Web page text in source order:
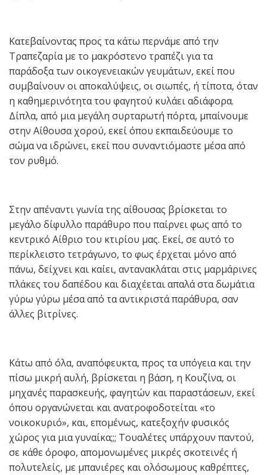
Κατεβαίνοντας προς τα κάτω περνάμε από την
Τραπεζαρία με το μακρόστενο τραπέζι για τα
παράδοξα των οικογενειακών γευμάτων, εκεί που
συμβαίνουν οι αποκαλύψεις, οι σιωπές, ή τίποτα, όταν
η καθημερινότητα του φαγητού κυλάει αδιάφορα.
Δίπλα, από μια μεγάλη συρταρωτή πόρτα, μπαίνουμε
στην Αίθουσα χορού, εκεί όπου εκπαιδεύουμε το
σώμα να ιδρώνει, εκεί που συναντιόμαστε μέσα από
τον ρυθμό.
Στην απέναντι γωνία της αίθουσας βρίσκεται το
μεγάλο δίφυλλο παράθυρο που παίρνει φως από το
κεντρικό Αίθριο του κτιρίου μας. Εκεί, σε αυτό το
περίκλειστο τετράγωνο, το φως έρχεται μόνο από
πάνω, δείχνει και καίει, αντανακλάται στις μαρμάρινες
πλάκες του δαπέδου και διαχέεται απαλά στα δωμάτια
γύρω γύρω μέσα από τα αντικριστά παράθυρα, σαν
άλλες βιτρίνες.
Κάτω από όλα, αναπόφευκτα, προς τα υπόγεια και την
πίσω μικρή αυλή, βρίσκεται η βάση, η Κουζίνα, οι
μηχανές παρασκευής, φαγητών και παραστάσεων, εκεί
όπου οργανώνεται και ανατροφοδοτείται «το
νοικοκυριό», και, επομένως, κατεξοχήν φυσικός
χώρος για μια γυναίκα;;; Τουαλέτες υπάρχουν παντού,
σε κάθε όροφο, απομονωμένες μικρές σκοτεινές ή
πολυτελείς, με μπανιέρες και ολόσωμους καθρέπτες,